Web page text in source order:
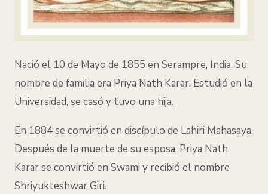
Nació el 10 de Mayo de 1855 en Serampre, India. Su
nombre de familia era Priya Nath Karar. Estudió en la
Universidad, se casó y tuvo una hija.
En 1884 se convirtió en discípulo de Lahiri Mahasaya.
Después de la muerte de su esposa, Priya Nath
Karar se convirtió en Swami y recibió el nombre
Shriyukteshwar Giri.